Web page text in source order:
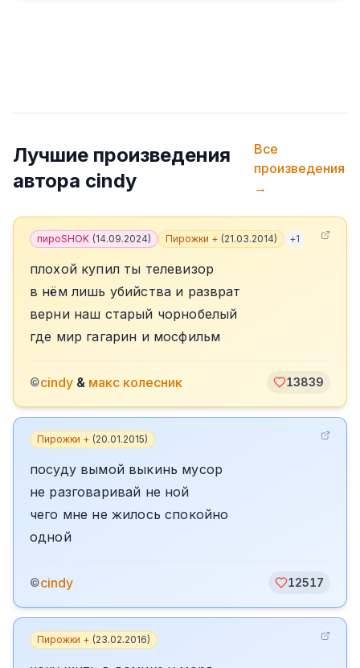
Лучшие произведения
автора cindy
Все
произведения
→
пироSHOK (14.09.2024) Пирожки + (21.03.2014) +1
плохой купил ты телевизор
в нём лишь убийства и разврат
верни наш старый чорнобелый
где мир гагарин и мосфильм
©cindy & макс колесник 13839
Пирожки + (20.01.2015)
посуду вымой выкинь мусор
не разговаривай не ной
чего мне не жилось спокойно
одной
©cindy 12517
Пирожки + (23.02.2016)